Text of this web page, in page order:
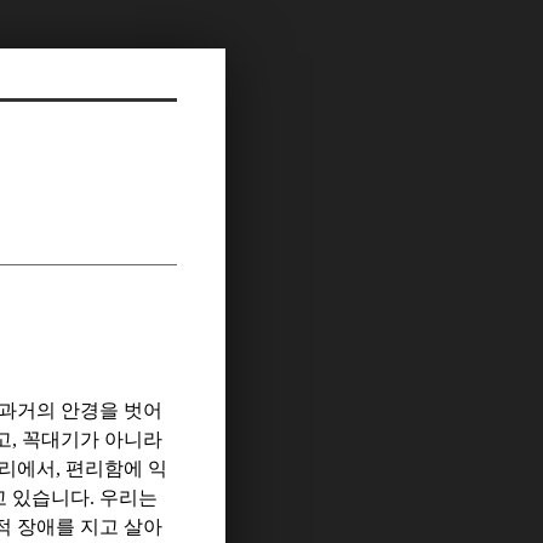
거의 안경을 벗어
, 꼭대기가 아니라
에서 , 편리함에 익
있습니다. 우리는
장애를 지고 살아